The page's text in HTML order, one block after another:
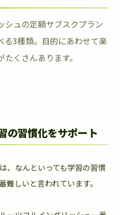
シュの定額サブスクプラン
る3種類。目的にあわせて楽
くさんあります。
の習慣化をサポート
、なんといっても学習の習慣
難しいと言われています。